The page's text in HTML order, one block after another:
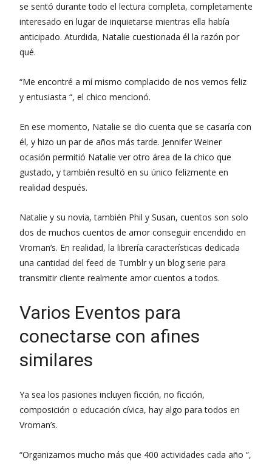
se sentó durante todo el lectura completa, completamente
interesado en lugar de inquietarse mientras ella había
anticipado. Aturdida, Natalie cuestionada él la razón por
qué.
“Me encontré a mí mismo complacido de nos vemos feliz
y entusiasta “, el chico mencionó.
En ese momento, Natalie se dio cuenta que se casaría con
él, y hizo un par de años más tarde. Jennifer Weiner
ocasión permitió Natalie ver otro área de la chico que
gustado, y también resultó en su único felizmente en
realidad después.
Natalie y su novia, también Phil y Susan, cuentos son solo
dos de muchos cuentos de amor conseguir encendido en
Vroman’s. En realidad, la librería características dedicada
una cantidad del feed de Tumblr y un blog serie para
transmitir cliente realmente amor cuentos a todos.
Varios Eventos para
conectarse con afines
similares
Ya sea los pasiones incluyen ficción, no ficción,
composición o educación cívica, hay algo para todos en
Vroman’s.
“Organizamos mucho más que 400 actividades cada año “,